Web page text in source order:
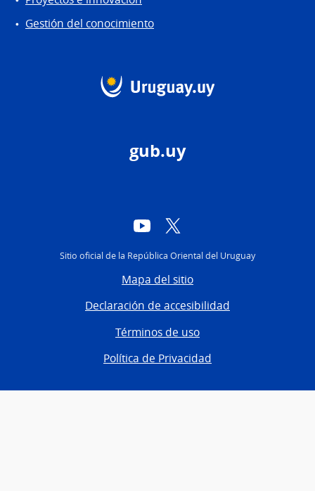
Gestión del conocimiento
gub.uy
YouTube
Sitio oficial de la República Oriental del Uruguay
Mapa del sitio
Declaración de accesibilidad
Términos de uso
Política de Privacidad